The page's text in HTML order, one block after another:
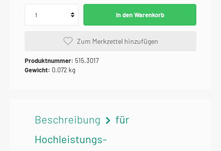
In den Warenkorb
Zum Merkzettel hinzufügen
Produktnummer: 515.3017
Gewicht: 0.072 kg
Beschreibung
für
Hochleistungs-